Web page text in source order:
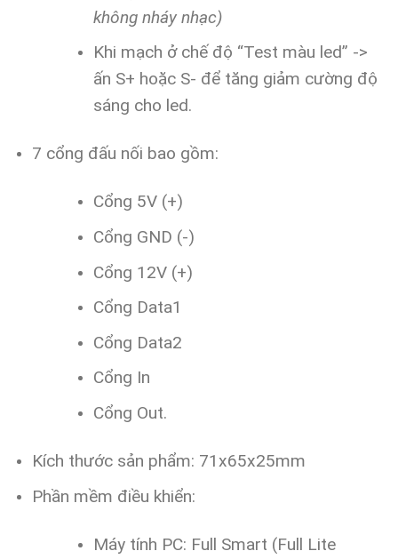
không nháy nhạc)
Khi mạch ở chế độ “Test màu led” ->
ấn S+ hoặc S- để tăng giảm cường độ
sáng cho led.
7 cổng đấu nối bao gồm:
Cổng 5V (+)
Cổng GND (-)
Cổng 12V (+)
Cổng Data1
Cổng Data2
Cổng In
Cổng Out.
Kích thước sản phẩm: 71x65x25mm
Phần mềm điều khiển:
Máy tính PC: Full Smart (Full Lite